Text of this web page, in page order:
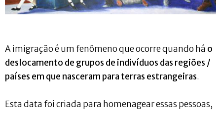
A imigração é um fenômeno que ocorre quando há o
deslocamento de grupos de indivíduos das regiões /
países em que nasceram para terras estrangeiras.
Esta data foi criada para homenagear essas pessoas,